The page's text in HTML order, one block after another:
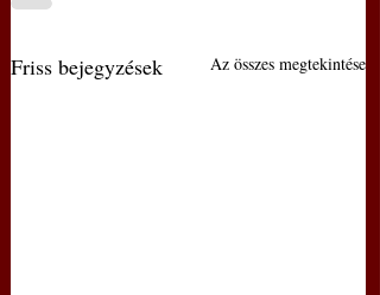
Friss bejegyzések Az összes megtekintése